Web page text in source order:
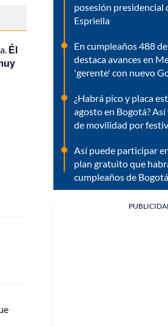
Él
posesión presidencial
Espriella
En cumpleaños 488
destaca avances en
'gerente' con nuevo
¿Habrá pico y placa
agosto en Bogotá?
de movilidad por
Así puede participar
plan gratuito que
cumpleaños de Bogotá